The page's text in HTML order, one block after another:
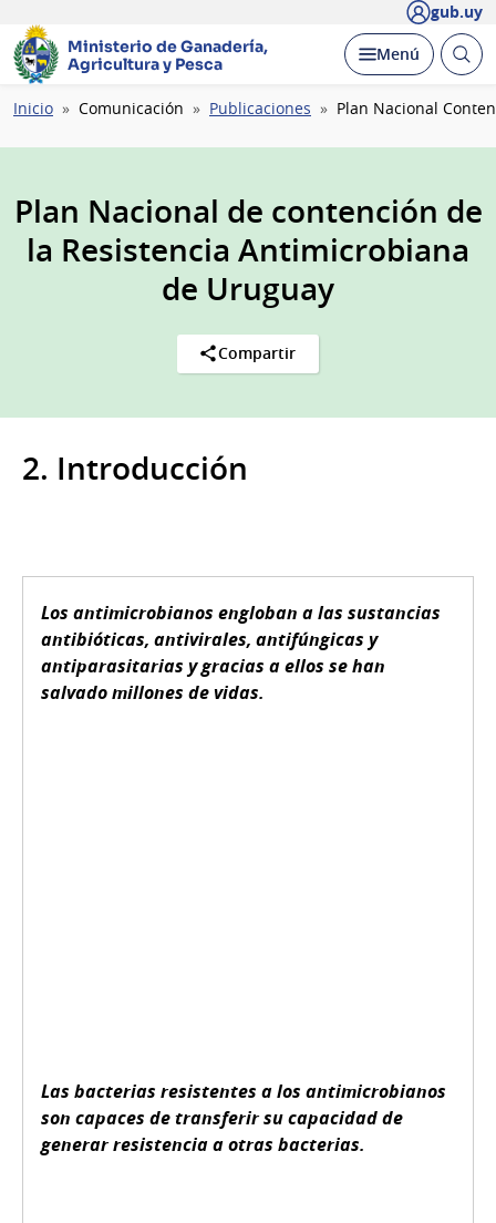
gub.uy
Ministerio de Ganadería,
Agricultura y Pesca
Desplegar
Menú Abrir
Ruta
navegación
Inicio Comunicación Publicaciones Plan Nacional
Plan Nacional de contención de
la Resistencia Antimicrobiana
de Uruguay
Compartir
2. Introducción
Los antimicrobianos engloban a las sustancias
antibióticas, antivirales, antifúngicas y
antiparasitarias y gracias a ellos se han
salvado millones de vidas.
Las bacterias resistentes a los antimicrobianos
son capaces de transferir su capacidad de
generar resistencia a otras bacterias.